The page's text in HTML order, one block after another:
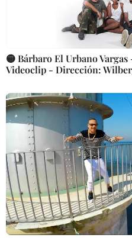
🟡 Bárbaro El Urbano
Videoclip - Dirección: